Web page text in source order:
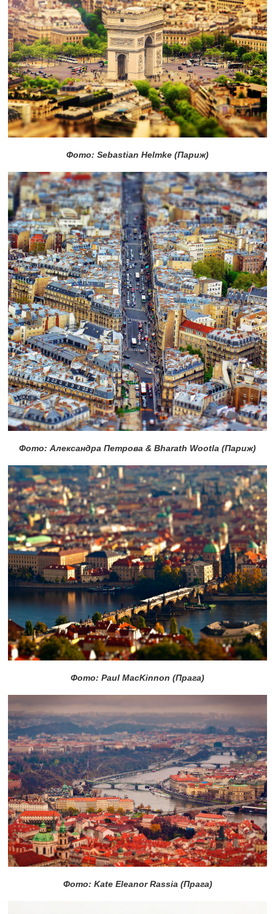
Фото: Sebastian Helmke (Париж)
Фото: Александра Петрова & Bharath Wootla (Париж)
Фото: Paul MacKinnon (Прага)
Фото: Kate Eleanor Rassia (Прага)